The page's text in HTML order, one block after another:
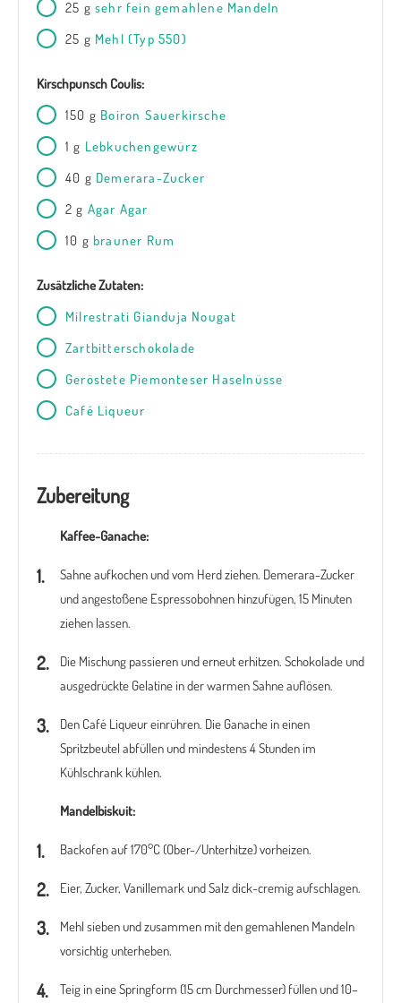
25 g sehr fein gemahlene Mandeln
25 g Mehl (Typ 550)
Kirschpunsch Coulis:
150 g Boiron Sauerkirsche
1 g Lebkuchengewürz
40 g Demerara-Zucker
2 g Agar Agar
10 g brauner Rum
Zusätzliche Zutaten:
Milrestrati Gianduja Nougat
Zartbitterschokolade
Geröstete Piemonteser Haselnüsse
Café Liqueur
Zubereitung
Kaffee-Ganache:
Sahne aufkochen und vom Herd ziehen. Demerara-Zucker
und angestoßene Espressobohnen hinzufügen, 15 Minuten
ziehen lassen.
Die Mischung passieren und erneut erhitzen. Schokolade und
ausgedrückte Gelatine in der warmen Sahne auflösen.
Den Café Liqueur einrühren. Die Ganache in einen
Spritzbeutel abfüllen und mindestens 4 Stunden im
Kühlschrank kühlen.
Mandelbiskuit:
Backofen auf 170°C (Ober-/Unterhitze) vorheizen.
Eier, Zucker, Vanillemark und Salz dick-cremig aufschlagen.
Mehl sieben und zusammen mit den gemahlenen Mandeln
vorsichtig unterheben.
Teig in eine Springform (15 cm Durchmesser) füllen und 10–